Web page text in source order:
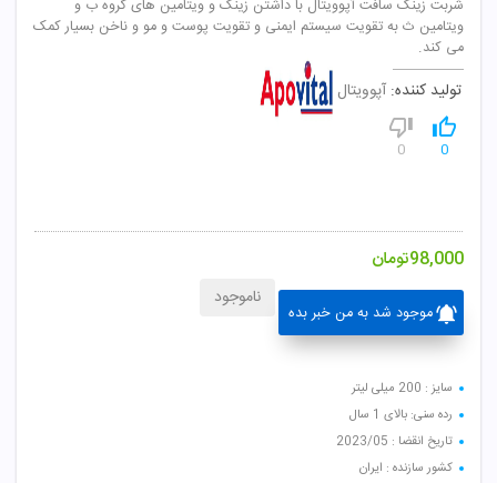
شربت زینک سافت آپوویتال با داشتن زینک و ویتامین های گروه ب و
ویتامین ث به تقویت سیستم ایمنی و تقویت پوست و مو و ناخن بسیار کمک
می کند.
تولید کننده: آپوویتال
0
0
98,000تومان
موجود شد به من خبر بده
ناموجود
سایز : 200 میلی لیتر
رده سنی: بالای 1 سال
تاریخ انقضا : 2023/05
کشور سازنده : ایران